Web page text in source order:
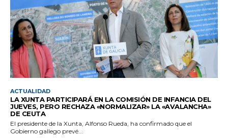
ACTUALIDAD
LA XUNTA PARTICIPARÁ EN LA COMISIÓN DE INFANCIA DEL
JUEVES, PERO RECHAZA «NORMALIZAR» LA «AVALANCHA»
DE CEUTA
El presidente de la Xunta, Alfonso Rueda, ha confirmado que el
Gobierno gallego prevé...